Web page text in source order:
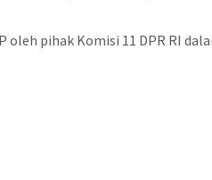
oleh pihak Komisi 11 DPR RI